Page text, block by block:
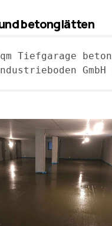
betonglätten
Tiefgarage
Industrieboden